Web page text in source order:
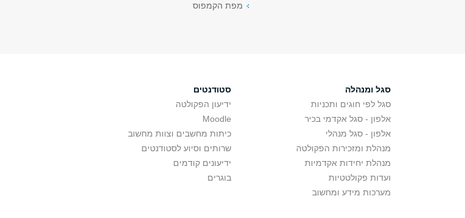
מפת הקמפוס
סגל ומנהלה
סגל לפי חוגים ותכניות
אלפון - סגל אקדמי בכיר
אלפון - סגל מנהלי
מנהלת ומזכירות הפקולטה
מנהלת יחידות אקדמיות
ועדות פקולטטיות
מערכות מידע ומחשוב
סטודנטים
ידיעון הפקולטה
Moodle
כיתות מחשבים וצוות מחשוב
שרותים וסיוע לסטודנטים
ידיעונים קודמים
בוגרים